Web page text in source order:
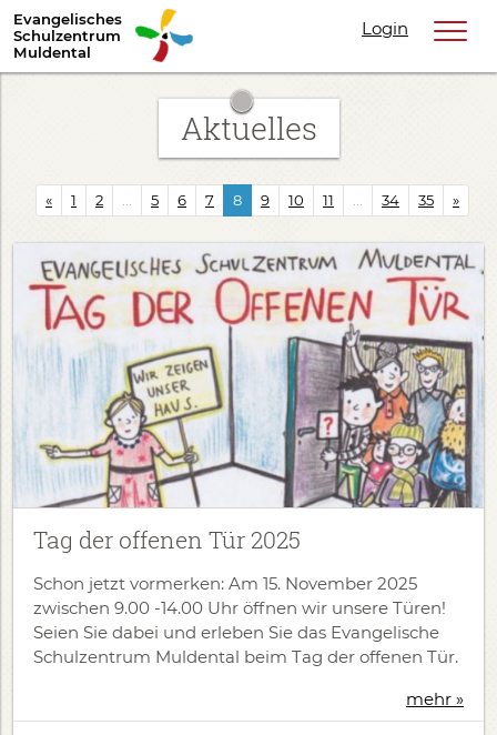
Evangelisches
Schulzentrum
Muldental
Login
Aktuelles
« 1 2 5 6 7 8 9 10 11 34 35 »
Tag der offenen Tür 2025
Schon jetzt vormerken: Am 15. November 2025
zwischen 9.00 -14.00 Uhr öffnen wir unsere Türen!
Seien Sie dabei und erleben Sie das Evangelische
Schulzentrum Muldental beim Tag der offenen Tür.
mehr »